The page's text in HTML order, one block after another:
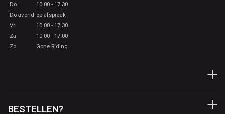
Do
10.00 - 17.30
Do avond op afspraak
Vr
10.00 - 17.30
Za
10.00 - 17.00
Zo
Gone Riding...
BESTELLEN?